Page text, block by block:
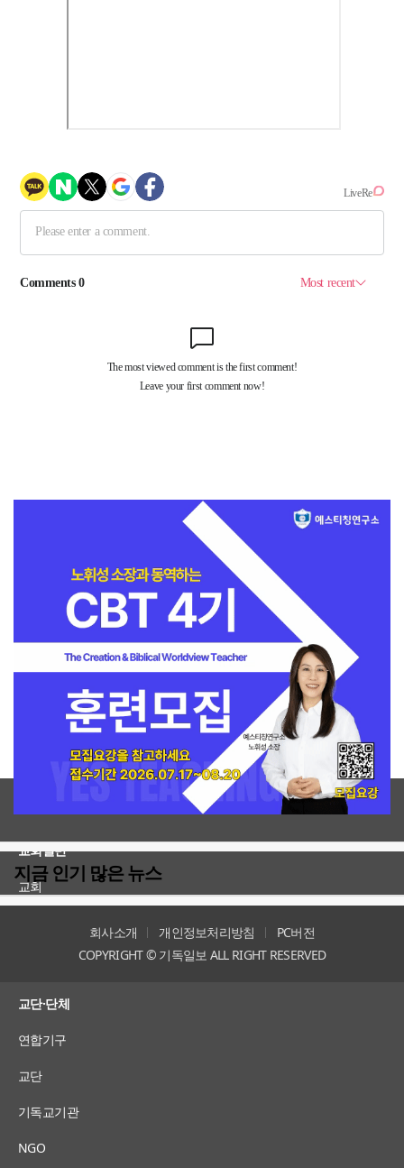
지금 인기 많은 뉴스
회사소개 개인정보처리방침
PC버전
COPYRIGHT © 기독일보 ALL RIGHT RESERVED
교회일반
교회
교단·단체
연합기구
교단
기독교기관
NGO